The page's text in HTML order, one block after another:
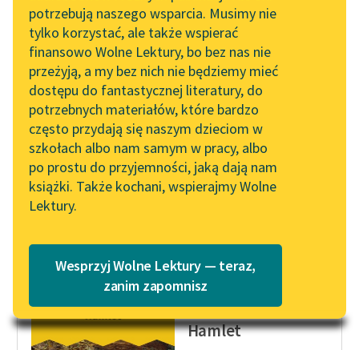
Lab
Zapraszamy na spotkanie
online z tłumaczkami
literatury skandynawskiej
Spotkanie z Katarzyną
Tunkiel w Oslo
102. lata temu zmarł
Joseph Conrad
Lektury szkolne i klasyka
literatury do słuchania dla
uczennic i uczniów z
niepełnosprawnościami
Przewodnik dla piszących i
czytających
API
OAI-PMH
Widget Wolnych Lektur
Przypisy
Katalog w formacie PDF
potrzebują naszego wsparcia. Musimy nie
tylko korzystać, ale także wspierać
finansowo Wolne Lektury, bo bez nas nie
przeżyją, a my bez nich nie będziemy mieć
dostępu do fantastycznej literatury, do
potrzebnych materiałów, które bardzo
często przydają się naszym dzieciom w
szkołach albo nam samym w pracy, albo
po prostu do przyjemności, jaką dają nam
książki. Także kochani, wspierajmy Wolne
Lektury.
Wesprzyj Wolne Lektury — teraz,
zanim zapomnisz
(Szekspir)
Hamlet
«Trzydzieści razy Feba
rumaki obiegły
Krąg Tellury i
przestwór Neptuna
rozległy
I trzydzieści kroć razy...
William Shakespeare
(Szekspir)
Hamlet